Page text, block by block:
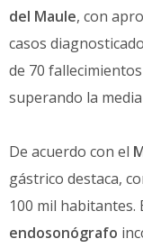
del Maule, con
casos
de 70
superando la
De acuerdo con el
gástrico destaca,
100 mil habitantes.
endosonógrafo